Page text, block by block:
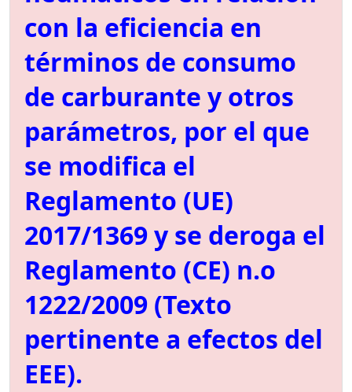
con la eficiencia en
términos de consumo
de carburante y otros
parámetros, por el que
se modifica el
Reglamento (UE)
2017/1369 y se deroga el
Reglamento (CE) n.o
1222/2009 (Texto
pertinente a efectos del
EEE).